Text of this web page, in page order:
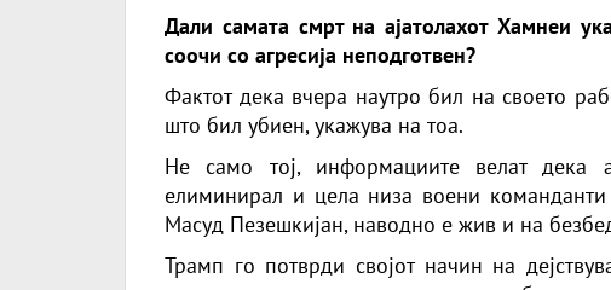
Дали самата смрт на ајатолахот Хамнеи
соочи со агресија неподготвен?
Фактот дека вчера наутро бил на своето
што бил убиен, укажува на тоа.
Не само тој, информациите велат дека
елиминирал и цела низа воени
Масуд Пезешкијан, наводно е жив и на
Трамп го потврди својот начин на